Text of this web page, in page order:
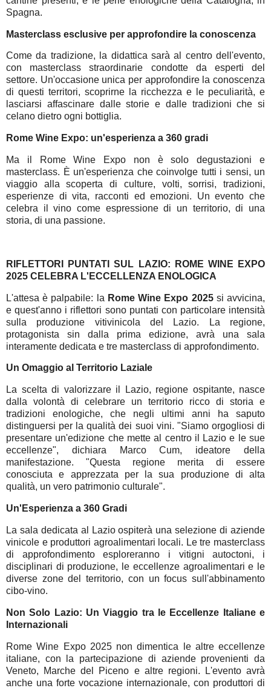
Spagna.
Masterclass esclusive per approfondire la conoscenza
Come da tradizione, la didattica sarà al centro dell'evento,
con masterclass straordinarie condotte da esperti del
settore. Un'occasione unica per approfondire la conoscenza
di questi territori, scoprirne la ricchezza e le peculiarità, e
lasciarsi affascinare dalle storie e dalle tradizioni che si
celano dietro ogni bottiglia.
Rome Wine Expo: un'esperienza a 360 gradi
Ma il Rome Wine Expo non è solo degustazioni e
masterclass. È un'esperienza che coinvolge tutti i sensi, un
viaggio alla scoperta di culture, volti, sorrisi, tradizioni,
esperienze di vita, racconti ed emozioni. Un evento che
celebra il vino come espressione di un territorio, di una
storia, di una passione.
RIFLETTORI PUNTATI SUL LAZIO: ROME WINE EXPO
2025 CELEBRA L'ECCELLENZA ENOLOGICA
L'attesa è palpabile: la Rome Wine Expo 2025si avvicina,
e quest'anno i riflettori sono puntati con particolare intensità
sulla produzione vitivinicola del Lazio. La regione,
protagonista sin dalla prima edizione, avrà una sala
interamente dedicata e tre masterclass di approfondimento.
Un Omaggio al Territorio Laziale
La scelta di valorizzare il Lazio, regione ospitante, nasce
dalla volontà di celebrare un territorio ricco di storia e
tradizioni enologiche, che negli ultimi anni ha saputo
distinguersi per la qualità dei suoi vini. "Siamo orgogliosi di
presentare un'edizione che mette al centro il Lazio e le sue
eccellenze", dichiara Marco Cum, ideatore della
manifestazione. "Questa regione merita di essere
conosciuta e apprezzata per la sua produzione di alta
qualità, un vero patrimonio culturale".
Un'Esperienza a 360 Gradi
La sala dedicata al Lazio ospiterà una selezione di aziende
vinicole e produttori agroalimentari locali. Le tre masterclass
di approfondimento esploreranno i vitigni autoctoni, i
disciplinari di produzione, le eccellenze agroalimentari e le
diverse zone del territorio, con un focus sull'abbinamento
cibo-vino.
Non Solo Lazio: Un Viaggio tra le Eccellenze Italiane e
Internazionali
Rome Wine Expo 2025 non dimentica le altre eccellenze
italiane, con la partecipazione di aziende provenienti da
Veneto, Marche del Piceno e altre regioni. L'evento avrà
anche una forte vocazione internazionale, con produttori di